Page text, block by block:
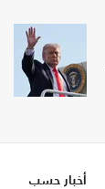
أخبار حسب